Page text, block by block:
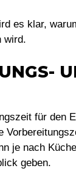
es klar,
wird.
für den
je nach
geben.